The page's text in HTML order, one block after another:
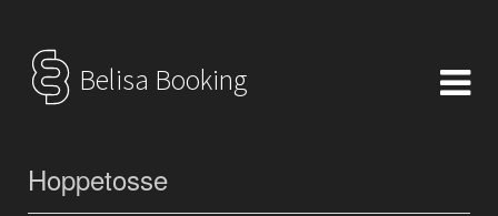
Belisa Booking
Hoppetosse